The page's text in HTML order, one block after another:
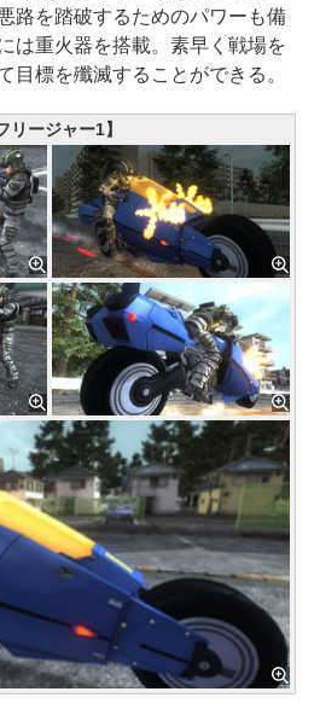
路を踏破するためのパワーも備
は重火器を搭載。素早く戦場を
目標を殲滅することができる。
リージャー1】